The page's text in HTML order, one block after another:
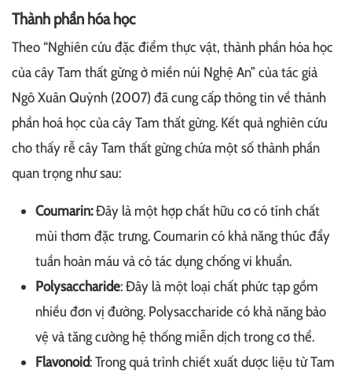
Thành phần hóa học
Theo “Nghiên cứu đặc điểm thực vật, thành phần hóa học
của cây Tam thất gừng ở miền núi Nghệ An” của tác giả
Ngô Xuân Quỳnh (2007) đã cung cấp thông tin về thành
phần hoá học của cây Tam thất gừng. Kết quả nghiên cứu
cho thấy rễ cây Tam thất gừng chứa một số thành phần
quan trọng như sau:
Coumarin:Đây là một hợp chất hữu cơ có tính chất
mùi thơm đặc trưng. Coumarin có khả năng thúc đẩy
tuần hoàn máu và có tác dụng chống vi khuẩn.
Polysaccharide: Đây là một loại chất phức tạp gồm
nhiều đơn vị đường. Polysaccharide có khả năng bảo
vệ và tăng cường hệ thống miễn dịch trong cơ thể.
Flavonoid: Trong quá trình chiết xuất dược liệu từ Tam